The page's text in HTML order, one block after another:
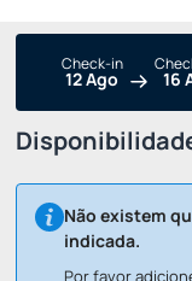
Check-in
12 Ago 16
Não existem
indicada.
Por favor